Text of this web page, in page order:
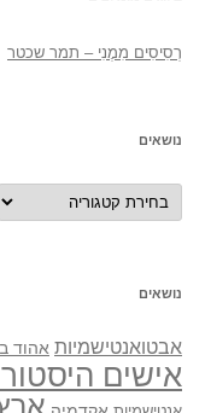
רְסִיסִים מִמֶנִי – תמר שכטר
נושאים
נושאים
נושאים
אבטואנטישמיות אהוד
אישים